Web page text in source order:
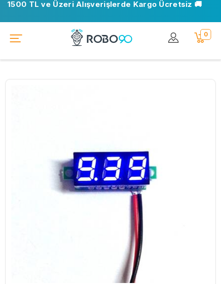
1500 TL ve Üzeri Alışverişlerde Kargo Ücretsiz 🚚
0